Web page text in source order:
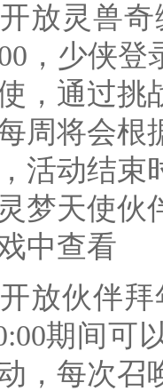
灵兽奇
，少侠
，通过挑
周将会根
活动结束
梦天使伙
中查看
伙伴拜
期间可
，每次召